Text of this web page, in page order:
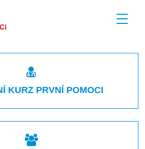
kurzy pro veřejnost
KURZ PRVNÍ POMOCI